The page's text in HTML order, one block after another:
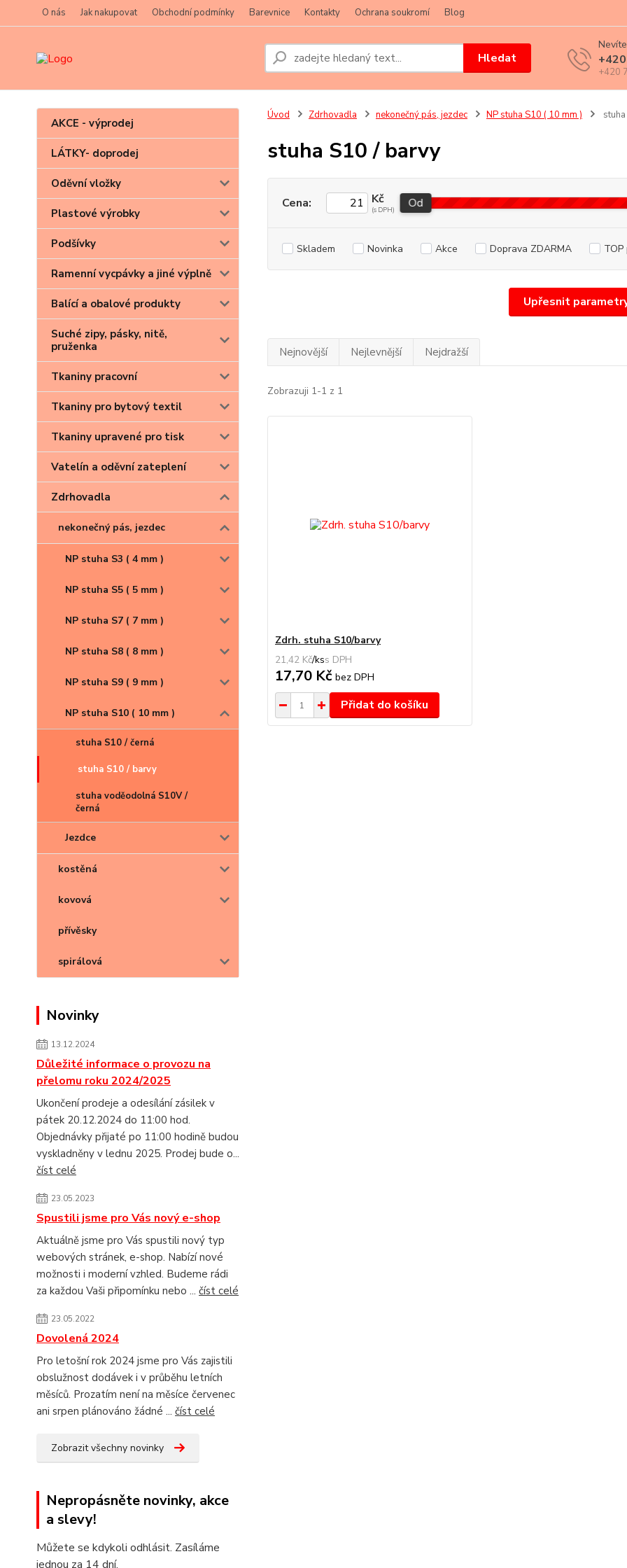
O nás Jak nakupovat Obchodní podmínky Barevnice Kontakty Ochrana soukromí Blog
Hledat
+420
AKCE - výprodej
LÁTKY- doprodej
Oděvní vložky
Plastové výrobky
Podšívky
Ramenní vycpávky a jiné výplně
Balící a obalové produkty
Suché zipy, pásky, nitě,
pruženka
Tkaniny pracovní
Tkaniny pro bytový textil
Tkaniny upravené pro tisk
Vatelín a oděvní zateplení
Zdrhovadla
nekonečný pás, jezdec
NP stuha S3 ( 4 mm )
NP stuha S5 ( 5 mm )
NP stuha S7 ( 7 mm )
NP stuha S8 ( 8 mm )
NP stuha S9 ( 9 mm )
NP stuha S10 ( 10 mm )
stuha S10 / černá
stuha S10 / barvy
stuha voděodolná S10V /
černá
Jezdce
kostěná
kovová
přívěsky
spirálová
Novinky
13.12.2024
Důležité informace o provozu na
přelomu roku 2024/2025
Ukončení prodeje a odesílání zásilek v
pátek 20.12.2024 do 11:00 hod.
Objednávky přijaté po 11:00 hodině budou
vyskladněny v lednu 2025. Prodej bude o...
číst celé
23.05.2023
Spustili jsme pro Vás nový e-shop
Aktuálně jsme pro Vás spustili nový typ
webových stránek, e-shop. Nabízí nové
možnosti i moderní vzhled. Budeme rádi
za každou Vaši připomínku nebo ... číst celé
23.05.2022
Dovolená 2024
Pro letošní rok 2024 jsme pro Vás zajistili
obslužnost dodávek i v průběhu letních
měsíců. Prozatím není na měsíce červenec
ani srpen plánováno žádné ... číst celé
Zobrazit všechny novinky
Nepropásněte novinky, akce
a slevy!
Můžete se kdykoli odhlásit. Zasíláme
jednou za 14 dní.
Úvod Zdrhovadla nekonečný pás, jezdec NP stuha S10 ( 10 mm )
stuha S10 / barvy
Upřesnit
Cena: Kč Od
Skladem Novinka Akce Doprava ZDARMA
Nejnovější Nejlevnější Nejdražší
Zobrazuji 1-1 z 1
Zdrh. stuha S10/barvy
21,42 Kč/ks
17,70 Kč bez DPH
Přidat do košíku